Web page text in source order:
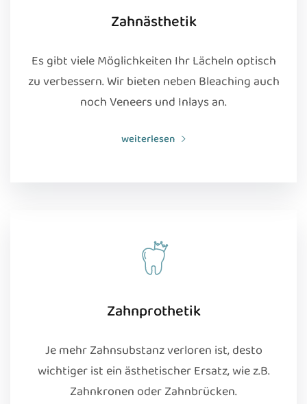
Zahnästhetik
Es gibt viele Möglichkeiten Ihr Lächeln optisch
zu verbessern. Wir bieten neben Bleaching auch
noch Veneers und Inlays an.
weiterlesen
Zahnprothetik
Je mehr Zahnsubstanz verloren ist, desto
wichtiger ist ein ästhetischer Ersatz, wie z.B.
Zahnkronen oder Zahnbrücken.